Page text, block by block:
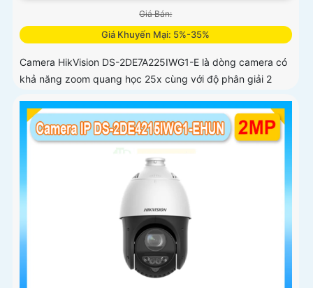
Giá Bán:
Giá Khuyến Mại: 5%-35%
Camera HikVision DS-2DE7A225IWG1-E là dòng camera có
khả năng zoom quang học 25x cùng với độ phân giải 2